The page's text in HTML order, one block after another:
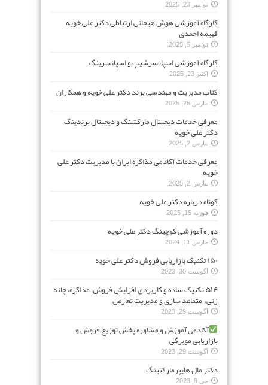
نوامبر 23, 2025
کارگاه آموزشی هوش هیجانی ارتباطی دکتر علی خویه
فهیمه احمدی
نوامبر 5, 2025
کارگاه آموزشی اسپانسرشیپ و اسپانسرینگ
اکتبر 23, 2025
کتاب مدیریت و مهندسی برند دکتر علی خویه و همکاران
مارس 25, 2025
معرفی خدمات دیجیتال مارکتینگ و دیجیتال برندینگ
دکتر علی خویه
مارس 2, 2025
معرفی خدمات آکادمی مذاکره ایران با مدیریت دکتر علی
خویه
مارس 2, 2025
کوتاه درباره دکتر علی خویه
فوریه 15, 2025
دوره آموزشی کوچینگ دکتر علی خویه
مارس 11, 2024
۱۵۰ تکنیک بازاریابی فروش دکتر علی خویه
آگوست 30, 2023
۵۱۴ تکنیک ساده و کاربردی افزایش فروش، مذاکره، چانه
زنی، متقاعد سازی و مدیریت تعارض
آگوست 29, 2023
آکادمی آموزش و مشاوره پخش توزیع فروش و
بازاریابی مویرگی
آگوست 29, 2023
دکتر مال هایپرمارکتینگ
می 9, 2023